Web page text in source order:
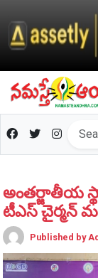
అంతర్జాతీయ
టీఎస్ చైర్మన్
Published by